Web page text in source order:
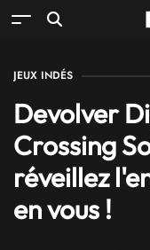
JEUX INDÉS
Devolver
Crossing
réveillez
en vous !